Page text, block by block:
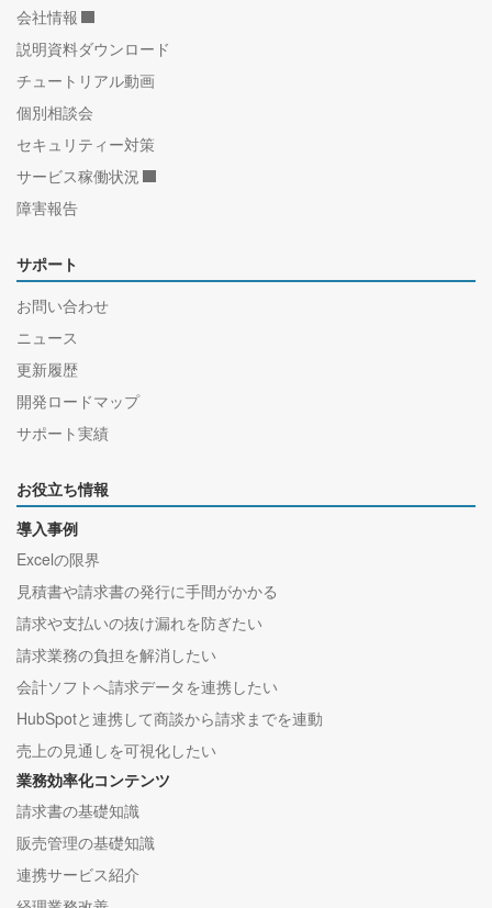
会社情報
説明資料ダウンロード
チュートリアル動画
個別相談会
セキュリティー対策
サービス稼働状況
障害報告
サポート
お問い合わせ
ニュース
更新履歴
開発ロードマップ
サポート実績
お役立ち情報
導入事例
Excelの限界
見積書や請求書の発行に手間がかかる
請求や支払いの抜け漏れを防ぎたい
請求業務の負担を解消したい
会計ソフトへ請求データを連携したい
HubSpotと連携して商談から請求までを連動
売上の見通しを可視化したい
業務効率化コンテンツ
請求書の基礎知識
販売管理の基礎知識
連携サービス紹介